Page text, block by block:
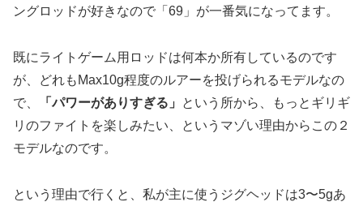
ングロッドが好きなので「69」が一番気になってます。
既にライトゲーム用ロッドは何本か所有しているのです
が、どれもMax10g程度のルアーを投げられるモデルなの
で、
「パワーがありすぎる」
という所から、もっとギリギ
リのファイトを楽しみたい、というマゾい理由からこの２
モデルなのです。
という理由で行くと、私が主に使うジグヘッドは3〜5gあ